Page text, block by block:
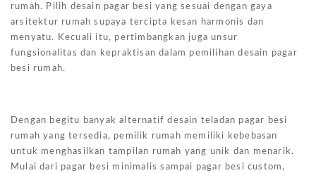
rumah. Pilih desain pagar besi yang sesuai dengan gaya
arsitektur rumah supaya tercipta kesan harmonis dan
menyatu. Kecuali itu, pertimbangkan juga unsur
fungsionalitas dan kepraktisan dalam pemilihan desain pagar
besi rumah.
Dengan begitu banyak alternatif desain teladan pagar besi
rumah yang tersedia, pemilik rumah memiliki kebebasan
untuk menghasilkan tampilan rumah yang unik dan menarik.
Mulai dari pagar besi minimalis sampai pagar besi custom,